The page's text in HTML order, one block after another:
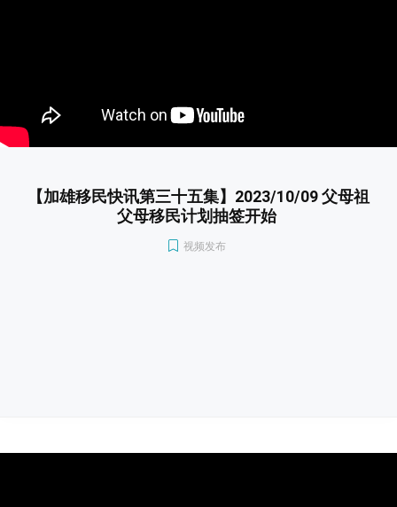
【加雄移民快讯第三十五集】2023/10/09 父母祖
父母移民计划抽签开始
视频发布